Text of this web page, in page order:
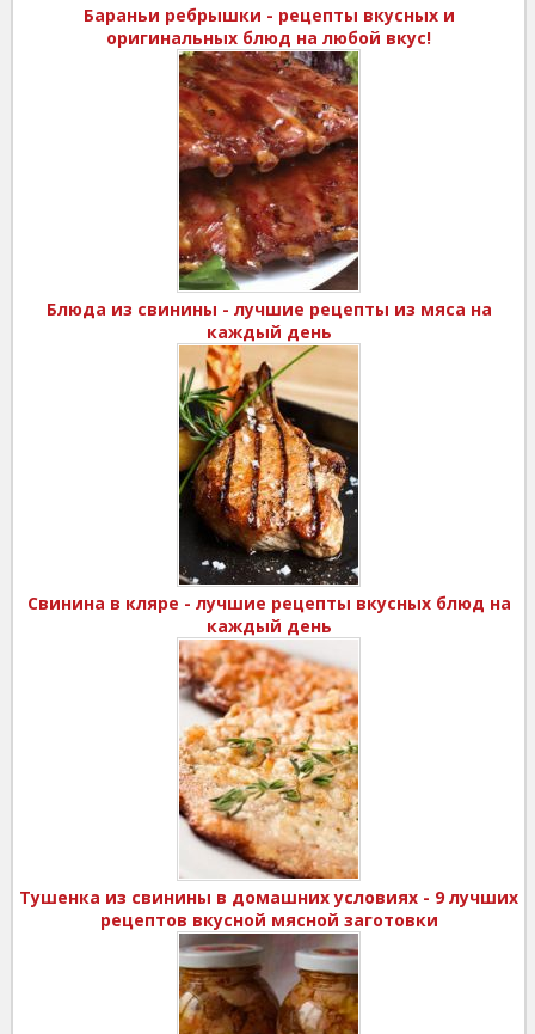
Бараньи ребрышки - рецепты вкусных и
оригинальных блюд на любой вкус!
Блюда из свинины - лучшие рецепты из мяса на
каждый день
Свинина в кляре - лучшие рецепты вкусных блюд на
каждый день
Тушенка из свинины в домашних условиях - 9 лучших
рецептов вкусной мясной заготовки